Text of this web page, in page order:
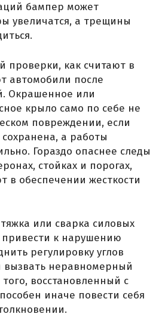
бампер может
увеличатся, а трещины
проверки, как считают в
автомобили после
Окрашенное или
крыло само по себе не
повреждении, если
сохранена, а работы
Гораздо опаснее следы
стойках и порогах,
в обеспечении жесткости
или сварка силовых
к нарушению
регулировку углов
вызвать неравномерный
восстановленный с
иначе повести себя